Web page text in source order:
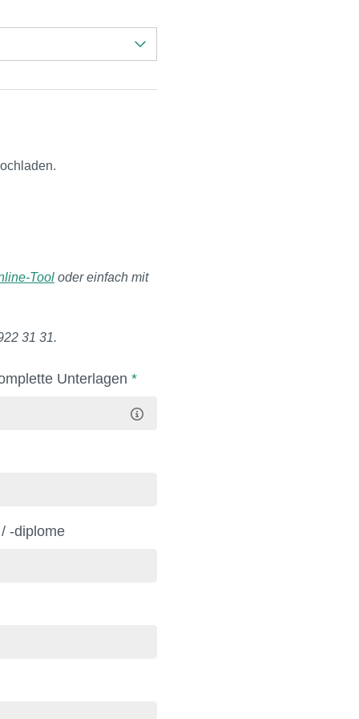
Tool oder einfach mit
31 31.
Unterlagen*
-diplome